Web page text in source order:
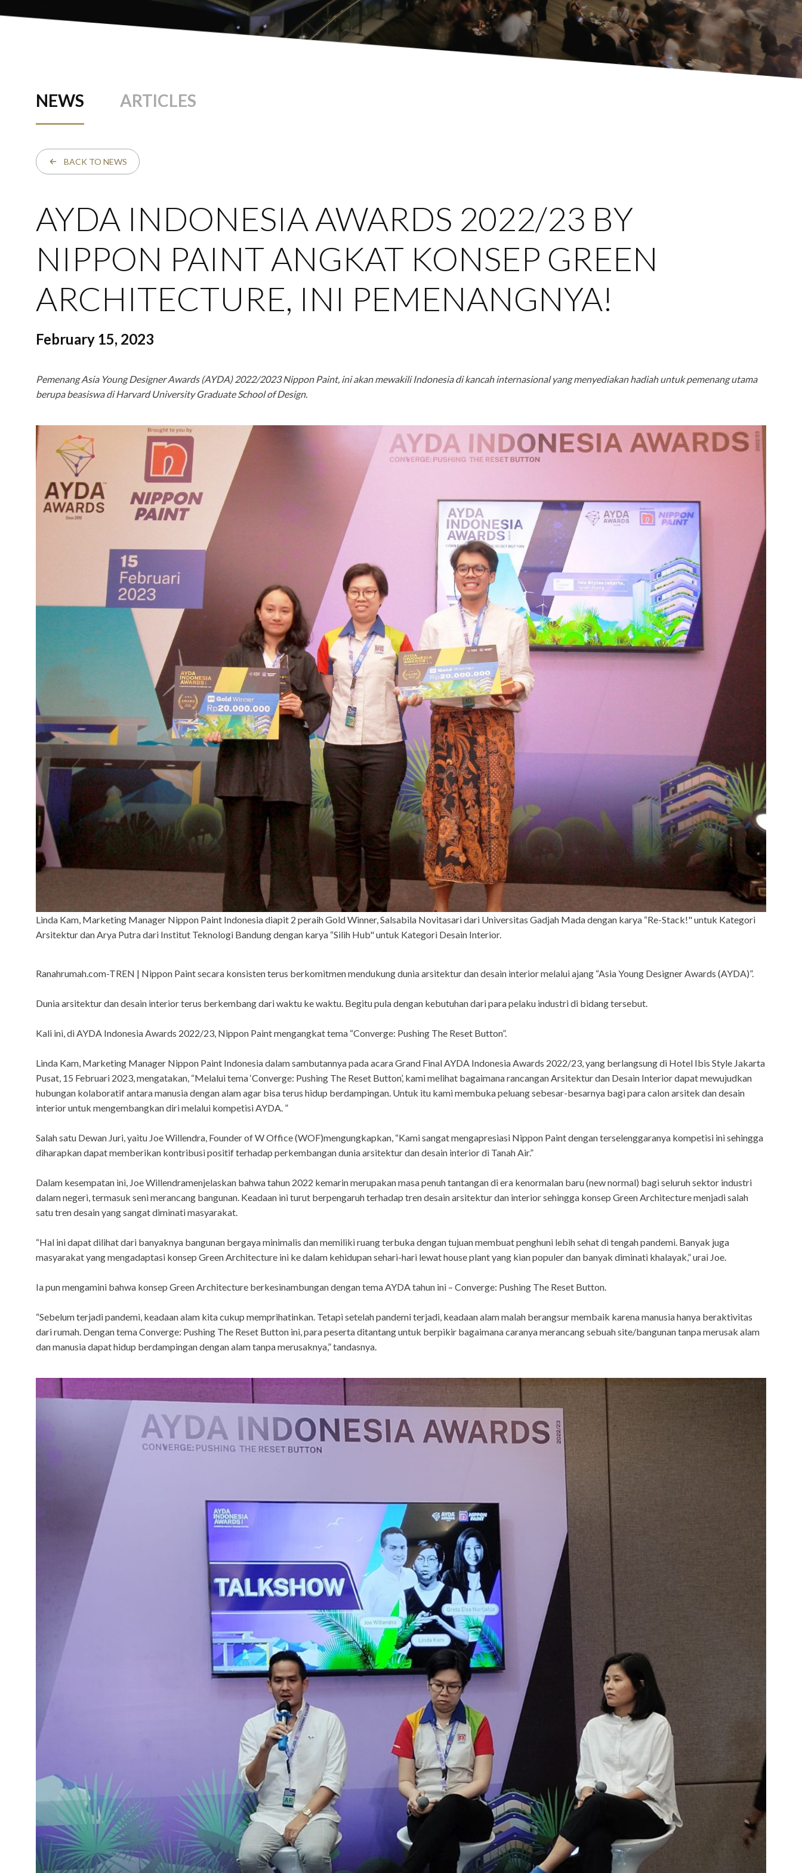
NEWS ARTICLES
BACK TO NEWS
AYDA INDONESIA AWARDS 2022/23 BY
NIPPON PAINT ANGKAT KONSEP GREEN
ARCHITECTURE, INI PEMENANGNYA!
February 15, 2023
Pemenang Asia Young Designer Awards (AYDA) 2022/2023 Nippon Paint, ini akan mewakili Indonesia di kancah internasional yang menyediakan hadiah untuk pemenang utama
berupa beasiswa di Harvard University Graduate School of Design.
Linda Kam, Marketing Manager Nippon Paint Indonesia diapit 2 peraih Gold Winner, Salsabila Novitasari dari Universitas Gadjah Mada dengan karya “Re-Stack!" untuk Kategori
Arsitektur dan Arya Putra dari Institut Teknologi Bandung dengan karya “Silih Hub" untuk Kategori Desain Interior.
Ranahrumah.com-TREN | Nippon Paint secara konsisten terus berkomitmen mendukung dunia arsitektur dan desain interior melalui ajang “Asia Young Designer Awards (AYDA)”.
Dunia arsitektur dan desain interior terus berkembang dari waktu ke waktu. Begitu pula dengan kebutuhan dari para pelaku industri di bidang tersebut.
Kali ini, di AYDA Indonesia Awards 2022/23, Nippon Paint mengangkat tema “Converge: Pushing The Reset Button”.
Linda Kam, Marketing Manager Nippon Paint Indonesia dalam sambutannya pada acara Grand Final AYDA Indonesia Awards 2022/23, yang berlangsung di Hotel Ibis Style Jakarta
Pusat, 15 Februari 2023, mengatakan, “Melalui tema ‘Converge: Pushing The Reset Button’, kami melihat bagaimana rancangan Arsitektur dan Desain Interior dapat mewujudkan
hubungan kolaboratif antara manusia dengan alam agar bisa terus hidup berdampingan. Untuk itu kami membuka peluang sebesar-besarnya bagi para calon arsitek dan desain
interior untuk mengembangkan diri melalui kompetisi AYDA. ”
Salah satu Dewan Juri, yaitu Joe Willendra, Founder of W Office (WOF)mengungkapkan, “Kami sangat mengapresiasi Nippon Paint dengan terselenggaranya kompetisi ini sehingga
diharapkan dapat memberikan kontribusi positif terhadap perkembangan dunia arsitektur dan desain interior di Tanah Air.”
Dalam kesempatan ini, Joe Willendramenjelaskan bahwa tahun 2022 kemarin merupakan masa penuh tantangan di era kenormalan baru (new normal) bagi seluruh sektor industri
dalam negeri, termasuk seni merancang bangunan. Keadaan ini turut berpengaruh terhadap tren desain arsitektur dan interior sehingga konsep Green Architecture menjadi salah
satu tren desain yang sangat diminati masyarakat.
“Hal ini dapat dilihat dari banyaknya bangunan bergaya minimalis dan memiliki ruang terbuka dengan tujuan membuat penghuni lebih sehat di tengah pandemi. Banyak juga
masyarakat yang mengadaptasi konsep Green Architecture ini ke dalam kehidupan sehari-hari lewat house plant yang kian populer dan banyak diminati khalayak,” urai Joe.
Ia pun mengamini bahwa konsep Green Architecture berkesinambungan dengan tema AYDA tahun ini – Converge: Pushing The Reset Button.
“Sebelum terjadi pandemi, keadaan alam kita cukup memprihatinkan. Tetapi setelah pandemi terjadi, keadaan alam malah berangsur membaik karena manusia hanya beraktivitas
dari rumah. Dengan tema Converge: Pushing The Reset Button ini, para peserta ditantang untuk berpikir bagaimana caranya merancang sebuah site/bangunan tanpa merusak alam
dan manusia dapat hidup berdampingan dengan alam tanpa merusaknya,” tandasnya.